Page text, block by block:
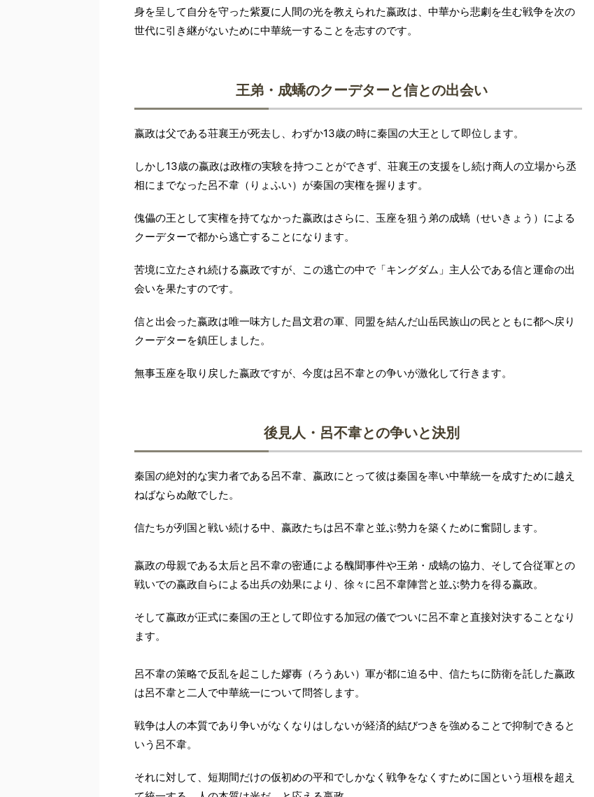
身を呈して自分を守った紫夏に人間の光を教えられた嬴政は、中華から悲劇を生む戦争を次の
世代に引き継がないために中華統一することを志すのです。
王弟・成蟜のクーデターと信との出会い
嬴政は父である荘襄王が死去し、わずか13歳の時に秦国の大王として即位します。
しかし13歳の嬴政は政権の実験を持つことができず、荘襄王の支援をし続け商人の立場から丞
相にまでなった呂不韋（りょふい）が秦国の実権を握ります。
傀儡の王として実権を持てなかった嬴政はさらに、玉座を狙う弟の成蟜（せいきょう）による
クーデターで都から逃亡することになります。
苦境に立たされ続ける嬴政ですが、この逃亡の中で「キングダム」主人公である信と運命の出
会いを果たすのです。
信と出会った嬴政は唯一味方した昌文君の軍、同盟を結んだ山岳民族山の民とともに都へ戻り
クーデターを鎮圧しました。
無事玉座を取り戻した嬴政ですが、今度は呂不韋との争いが激化して行きます。
後見人・呂不韋との争いと決別
秦国の絶対的な実力者である呂不韋、嬴政にとって彼は秦国を率い中華統一を成すために越え
ねばならぬ敵でした。
信たちが列国と戦い続ける中、嬴政たちは呂不韋と並ぶ勢力を築くために奮闘します。
嬴政の母親である太后と呂不韋の密通による醜聞事件や王弟・成蟜の協力、そして合従軍との
戦いでの嬴政自らによる出兵の効果により、徐々に呂不韋陣営と並ぶ勢力を得る嬴政。
そして嬴政が正式に秦国の王として即位する加冠の儀でついに呂不韋と直接対決することなり
ます。
呂不韋の策略で反乱を起こした嫪毐（ろうあい）軍が都に迫る中、信たちに防衛を託した嬴政
は呂不韋と二人で中華統一について問答します。
戦争は人の本質であり争いがなくなりはしないが経済的結びつきを強めることで抑制できると
いう呂不韋。
それに対して、短期間だけの仮初めの平和でしかなく戦争をなくすために国という垣根を超え